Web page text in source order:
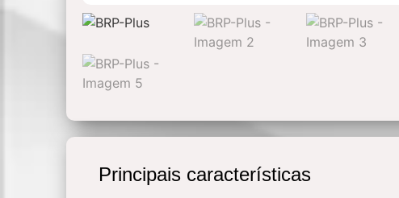
Principais características